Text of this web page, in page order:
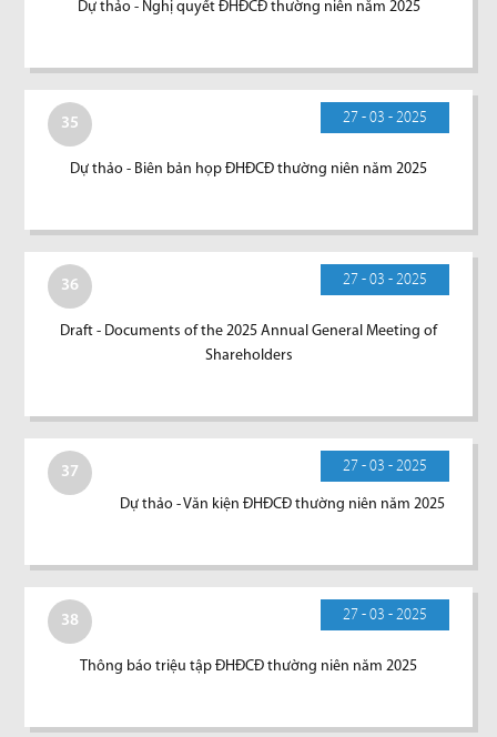
Dự thảo - Nghị quyết ĐHĐCĐ thường niên năm 2025
35 27 - 03 - 2025
Dự thảo - Biên bản họp ĐHĐCĐ thường niên năm 2025
36 27 - 03 - 2025
Draft - Documents of the 2025 Annual General Meeting of
Shareholders
37 27 - 03 - 2025
Dự thảo - Văn kiện ĐHĐCĐ thường niên năm 2025
38 27 - 03 - 2025
Thông báo triệu tập ĐHĐCĐ thường niên năm 2025